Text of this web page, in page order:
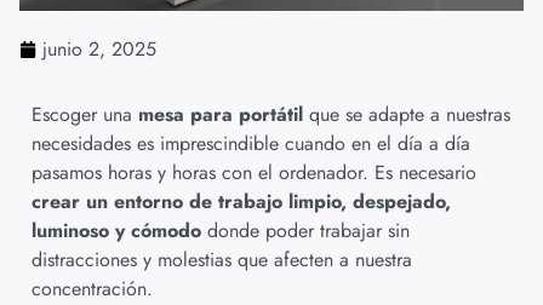
junio 2, 2025
Escoger una mesa para portátil que se adapte a nuestras
necesidades es imprescindible cuando en el día a día
pasamos horas y horas con el ordenador. Es necesario
crear un entorno de trabajo limpio, despejado,
luminoso y cómodo donde poder trabajar sin
distracciones y molestias que afecten a nuestra
concentración.